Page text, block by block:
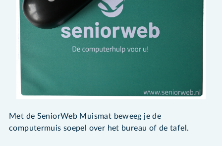
Met de SeniorWeb Muismat beweeg je de
computermuis soepel over het bureau of de tafel.